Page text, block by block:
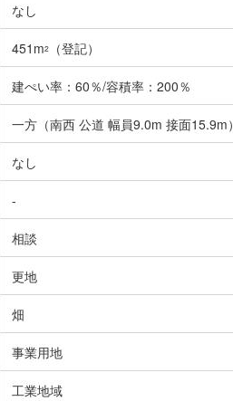
なし
451m2 （登記）
建ぺい率：60％/容積率：200％
一方（南西 公道 幅員9.0m 接面15.9m）
なし
-
相談
更地
畑
事業用地
工業地域